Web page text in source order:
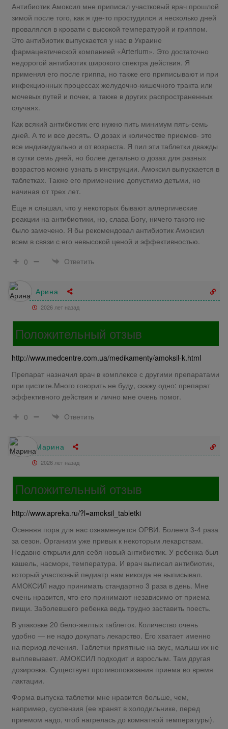
Антибиотик Амоксил мне приписал участковый врач прошлой
зимой после того, как я где-то простудился и несколько дней
провалялся в кровати с высокой температурой и гриппом.
Это антибиотик выпускается у нас в Украине
фармацевтической компанией «Arterium». Это достаточно
недорогой антибиотик широкого спектра действия. Я
применял его после гриппа, но также его приписывают и при
инфекционных процессах желудочно-кишечного тракта или
мочевых путей и почек, а также в других распространенных
случаях.
Как всякий антибиотик его нужно пить минимум пять-семь
дней. А то и все десять. О дозах и количестве приемов- это
все индивидуально и от возраста. Я пил эти таблетки дважды
в сутки семь дней, но более детально о дозах для разных
возрастов можно узнать в инструкции. Амоксил выпускается в
таблетках. Также его применение допустимо детьми, но
начиная от трех лет.
Еще я слышал, что у некоторых бывают аллергические
реакции на антибиотики, но, слава Богу, ничего такого не
было замечено. Я бы рекомендовал антибиотик Амоксил
всем в связи с его невысокой ценой и эффективностью.
0
Ответить
Арина
2026 лет назад
Положительный отзыв
http://www.medcentre.com.ua/medikamenty/amoksil-k.html
Препарат назначил врач в комплексе с другими препаратами
при цистите.Много говорить не буду, скажу одно: препарат
эффективного действия и лично мне очень помог.
0
Ответить
Марина
2026 лет назад
Положительный отзыв
http://www.apreka.ru/?l=amoksil_tabletki
Осенняя пора для нас ознаменуется ОРВИ. Болеем 3-4 раза
за сезон. Организм уже привык к некоторым лекарствам.
Недавно открыли для себя новый антибиотик. У ребенка был
кашель, насморк, температура. И врач выписал антибиотик,
который участковый педиатр нам никогда не выписывал.
АМОКСИЛ надо принимать стандартно 3 раза в день. Мне
очень нравится, что его принимают независимо от приема
пищи. Заболевшего ребенка ведь трудно заставить поесть.
В упаковке 20 бело-желтых таблеток. Количество очень
удобно — не надо докупать лекарство. Его хватает именно
на период лечения. Таблетки приятные на вкус, малыш их не
выплевывает. АМОКСИЛ подходит и взрослым. Там другая
дозировка. Существует противопоказания приема во время
лактации.
Форма выпуска таблетки мне нравится больше, чем,
например, суспензия (ее хранят в холодильнике, перед
приемом надо, чтоб нагрелась до комнатной температуры).